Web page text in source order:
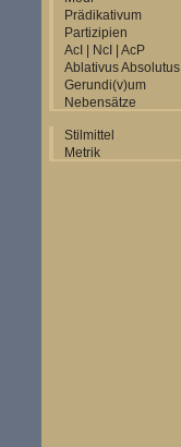
Prädikativum
Partizipien
AcI | NcI | AcP
Ablativus Absolutus
Gerundi(v)um
Nebensätze
Stilmittel
Metrik